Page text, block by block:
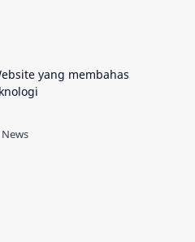
yang membahas